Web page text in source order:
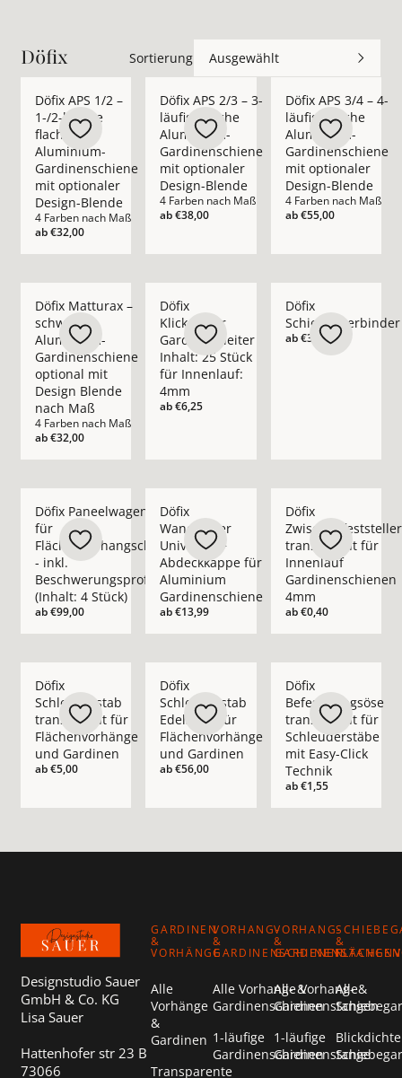
Döfix Sortierung Ausgewählt
Döfix APS 1/2 –
1-/2-läufige
flache
Aluminium-
Gardinenschiene
mit optionaler
Design-Blende
4 Farben nach Maß
ab€32,00
Döfix APS 2/3 – 3-
läufige flache
Aluminium-
Gardinenschiene
mit optionaler
Design-Blende
4 Farben nach Maß
ab€38,00
Döfix APS 3/4 – 4-
läufige flache
Aluminium-
Gardinenschiene
mit optionaler
Design-Blende
4 Farben nach Maß
ab€55,00
Döfix Matturax –
schwarze
Aluminium-
Gardinenschiene
optional mit
Design Blende
nach Maß
4 Farben nach Maß
ab€32,00
Döfix
Klickgleiter
Gardinengleiter
Inhalt: 25 Stück
für Innenlauf:
4mm
ab€6,25
Döfix
Schienenverbinder
ab€3,40
Döfix Paneelwagen Set
für
Flächenvorhangschienen
- inkl.
Beschwerungsprofil
(Inhalt: 4 Stück)
ab€99,00
Döfix
Wandträger
Universal +
Abdeckkappe für
Aluminium
Gardinenschiene
ab€13,99
Döfix
Zwischenfeststeller
transparent für
Innenlauf
Gardinenschienen
4mm
ab€0,40
Döfix
Schleuderstab
transparent für
Flächenvorhänge
und Gardinen
ab€5,00
Döfix
Schleuderstab
Edelstahl für
Flächenvorhänge
und Gardinen
ab€56,00
Döfix
Befestigungsöse
transparent für
Schleuderstäbe
mit Easy-Click
Technik
ab€1,55
Designstudio Sauer
GmbH & Co. KG
Lisa Sauer
Hattenhofer str 23 B
73066
GARDINEN
&
VORHÄNGE
Alle
Vorhänge
&
Gardinen
Transparente
VORHANG-
&
GARDINENSCHIENEN
Alle Vorhang- &
Gardinenschienen
1-läufige
Gardinenschienen
VORHANG-
&
GARDINENSTANGEN
Alle Vorhang- &
Gardinenstangen
1-läufige
Gardinenstange
&
Alle
Blickdichte